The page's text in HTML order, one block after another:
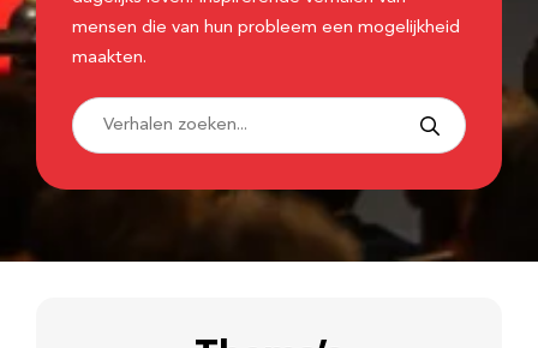
mensen die van hun probleem een mogelijkheid
maakten.